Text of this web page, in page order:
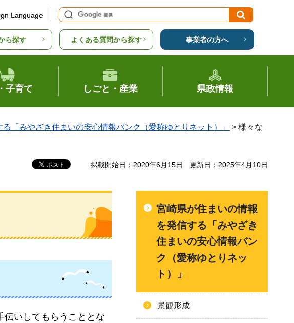
Language
ら探す よくある質問から探す 事業者の方へ
子育て しごと・産業 県政情報
「みやざき住まいの安心情報バンク（愛称ゆとりネット）」
> 様々な
掲載開始日：2020年6月15日 更新日：2025年4月10日
伝いしてもらうこととな
宮崎県が住まいの情報
を発信する「みやざき
住まいの安心情報バン
ク（愛称ゆとりネッ
ト）」
景観形成